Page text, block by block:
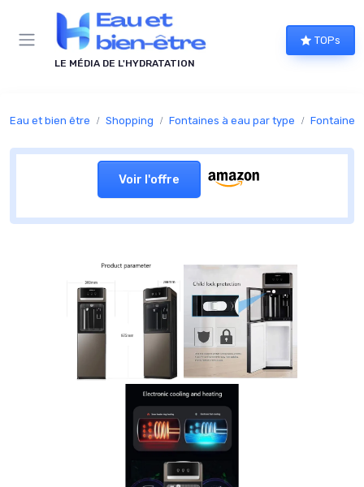
LE MÉDIA DE L'HYDRATATION
TOPs
Eau et bien être Shopping Fontaines à eau par type Fontaines
Voir l'offre
Panneau de gestion des cookies